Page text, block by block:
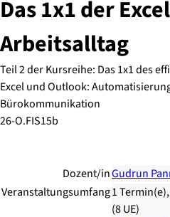
Das 1x1 der
Arbeitsalltag
Teil 2 der Kursreihe: Das 1x1 des
Excel und Outlook:
Bürokommunikation
26-O.FIS15b
Dozent/inGudrun
Veranstaltungsumfang1
(8 UE)